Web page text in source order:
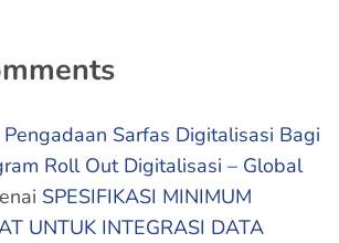
Sarfas Digitalisasi Bagi
Roll Out Digitalisasi – Global
SPESIFIKASI MINIMUM
UNTUK INTEGRASI DATA